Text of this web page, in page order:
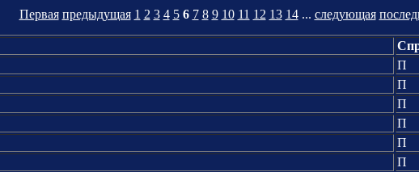
Первая предыдущая 1 2 3 4 5 6 7 8 9 10 11 12 13 14... следующая
П
П
П
П
П
П